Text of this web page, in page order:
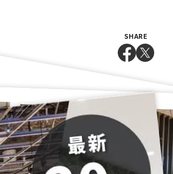
SHARE
Relative Projects